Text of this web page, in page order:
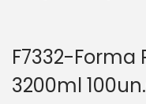
F7332-Forma
3200ml